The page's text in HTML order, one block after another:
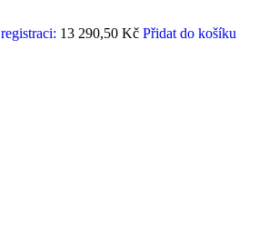
registraci: 13 290,50 Kč Přidat do košíku